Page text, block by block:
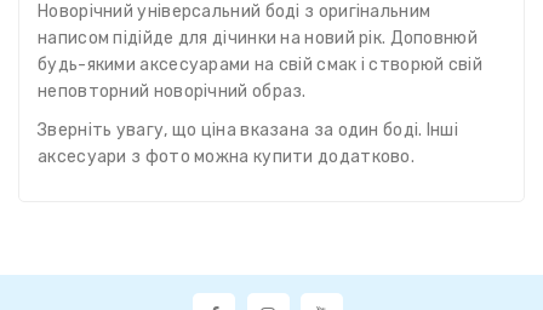
Новорічний універсальний боді з оригінальним
написом підійде для дічинки на новий рік. Доповнюй
будь-якими аксесуарами на свій смак і створюй свій
неповторний новорічний образ.
Зверніть увагу, що ціна вказана за один боді. Інші
аксесуари з фото можна купити додатково.